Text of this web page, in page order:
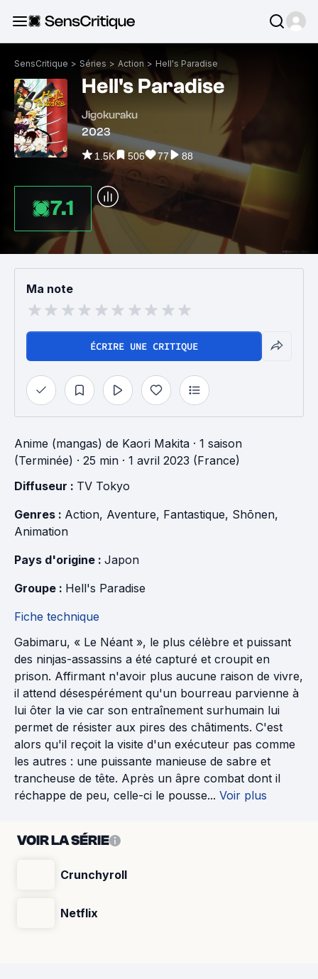
SensCritique > Séries > Action > Hell's Paradise
Hell's Paradise
Jigokuraku
2023
1.5K 506 77 88
7.1
Ma note
ÉCRIRE UNE CRITIQUE
Anime (mangas) de Kaori Makita · 1 saison
(Terminée) · 25 min · 1 avril 2023 (France)
Diffuseur : TV Tokyo
Genres : Action, Aventure, Fantastique, Shōnen,
Animation
Pays d'origine : Japon
Groupe : Hell's Paradise
Fiche technique
Gabimaru, « Le Néant », le plus célèbre et puissant
des ninjas-assassins a été capturé et croupit en
prison. Affirmant n'avoir plus aucune raison de vivre,
il attend désespérément qu'un bourreau parvienne à
lui ôter la vie car son entraînement surhumain lui
permet de résister aux pires des châtiments. C'est
alors qu'il reçoit la visite d'un exécuteur pas comme
les autres : une puissante manieuse de sabre et
trancheuse de tête. Après un âpre combat dont il
réchappe de peu, celle-ci le pousse... Voir plus
VOIR LA SÉRIE
Crunchyroll
Netflix